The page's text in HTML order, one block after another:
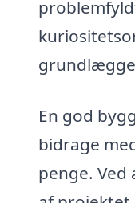
En god
bidrage
penge.